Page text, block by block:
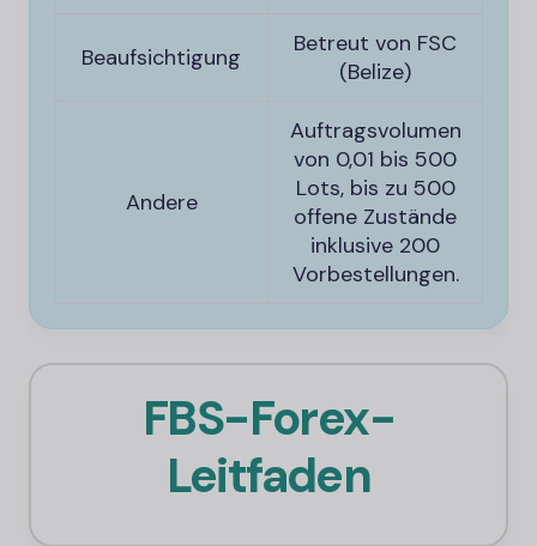
Beaufsichtigung
Betreut von FSC
(Belize)
Andere
Auftragsvolumen
von 0,01 bis 500
Lots, bis zu 500
offene Zustände
inklusive 200
Vorbestellungen.
FBS-Forex-
Leitfaden